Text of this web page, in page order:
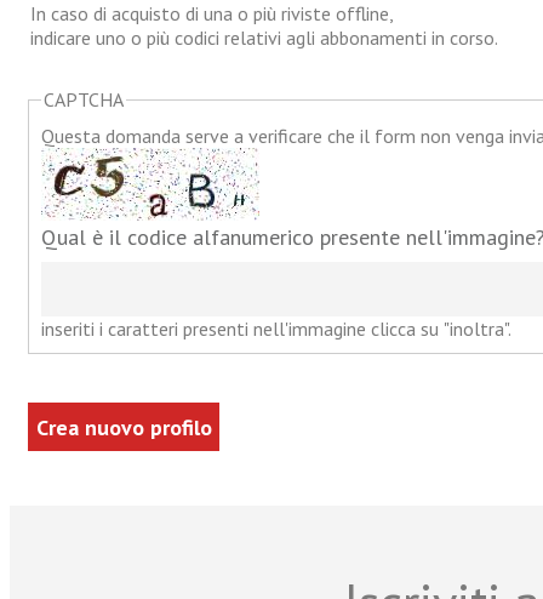
In caso di acquisto di una o più riviste offline,
indicare uno o più codici relativi agli abbonamenti in corso.
CAPTCHA
Questa domanda serve a verificare che il form non venga
Qual è il codice alfanumerico presente
inseriti i caratteri presenti nell'immagine clicca su "inoltra".